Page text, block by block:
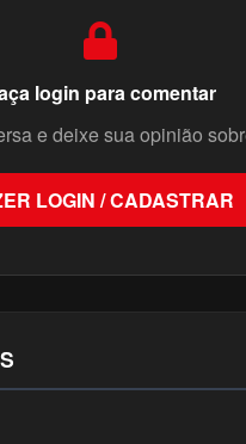
login para comentar
e deixe sua opinião
LOGIN / CADASTRAR